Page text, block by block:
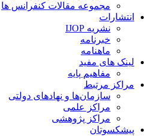
مجموعه مقالات کنفرانس ها
انتشارات
نشریه IJOP
خبرنامه
ماهنامه
لینک های مفید
مفاهیم پایه
مراکز مرتبط
سازمان‌ها و نهادهای دولتی
مراکز علمی
مراکز پژوهشی
پیشکسوتان